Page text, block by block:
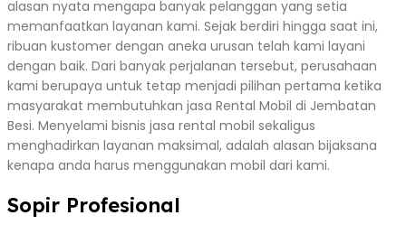
alasan nyata mengapa banyak pelanggan yang setia
memanfaatkan layanan kami. Sejak berdiri hingga saat ini,
ribuan kustomer dengan aneka urusan telah kami layani
dengan baik. Dari banyak perjalanan tersebut, perusahaan
kami berupaya untuk tetap menjadi pilihan pertama ketika
masyarakat membutuhkan jasa Rental Mobil di Jembatan
Besi. Menyelami bisnis jasa rental mobil sekaligus
menghadirkan layanan maksimal, adalah alasan bijaksana
kenapa anda harus menggunakan mobil dari kami.
Sopir Profesional